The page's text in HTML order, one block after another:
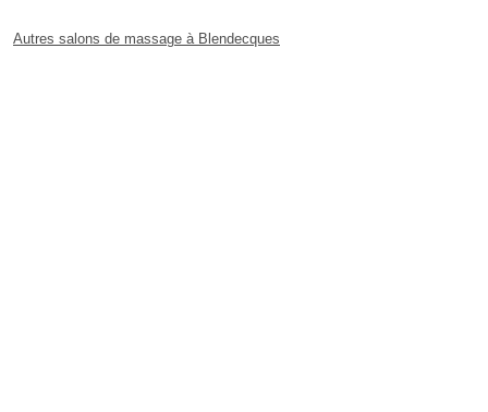
Autres salons de massage à Blendecques